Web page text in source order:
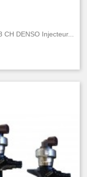
DENSO Injecteur...